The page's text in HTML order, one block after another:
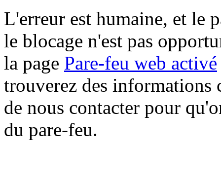
L'erreur est humaine, et le
le blocage n'est pas
la page Pare-feu web activé
trouverez des informations
de nous contacter pour
du pare-feu.